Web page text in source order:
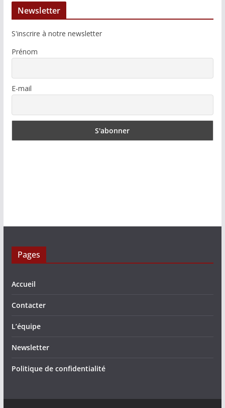
Newsletter
S'inscrire à notre newsletter
Prénom
E-mail
Pages
Accueil
Contacter
L’équipe
Newsletter
Politique de confidentialité